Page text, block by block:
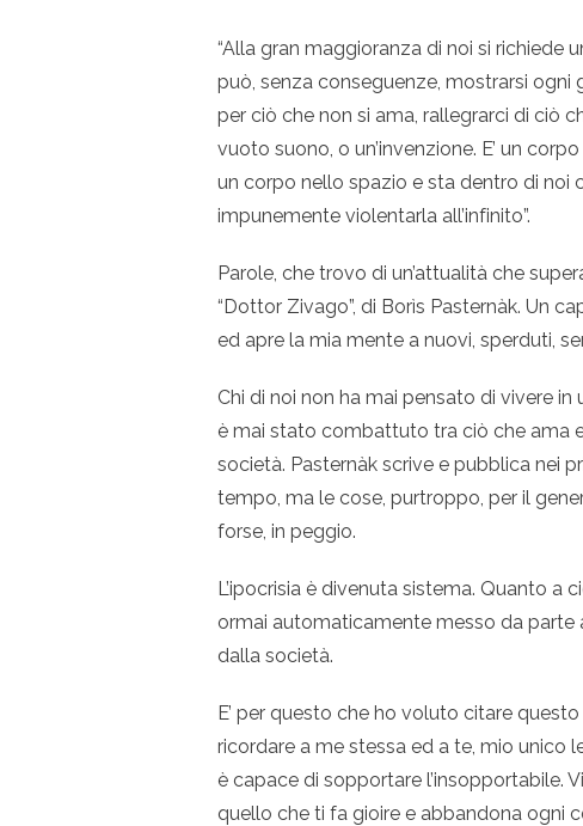
“Alla gran maggioranza di noi si richiede
può, senza conseguenze, mostrarsi ogni
per ciò che non si ama, rallegrarci di ciò
vuoto suono, o un’invenzione. E’ un
un corpo nello spazio e sta dentro di noi
impunemente violentarla all’infinito”.
Parole, che trovo di un’attualità che
“Dottor Zivago”, di Borìs Pasternàk. Un
ed apre la mia mente a nuovi, sperduti,
Chi di noi non ha mai pensato di vivere
è mai stato combattuto tra ciò che ama
società. Pasternàk scrive e pubblica nei
tempo, ma le cose, purtroppo, per il
forse, in peggio.
L’ipocrisia è divenuta sistema. Quanto a
ormai automaticamente messo da
dalla società.
E’ per questo che ho voluto citare
ricordare a me stessa ed a te, mio unico
è capace di sopportare l’insopportabile.
quello che ti fa gioire e abbandona ogni